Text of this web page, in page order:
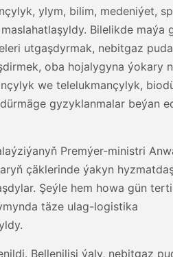
ylym, bilim, medeniýet,
Bilelikde maýa
utgaşdyrmak, nebitgaz
oba hojalygyna ýokary
we telelukmançylyk,
gyzyklanmalar beýan
Premýer-ministri
çäklerinde ýakyn
Şeýle hem howa gün
täze ulag-logistika
Bellenilişi ýaly, nebitgaz